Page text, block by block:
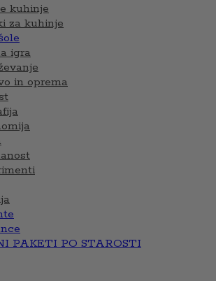
kuhinje
za kuhinje
igra
in oprema
PAKETI PO STAROSTI